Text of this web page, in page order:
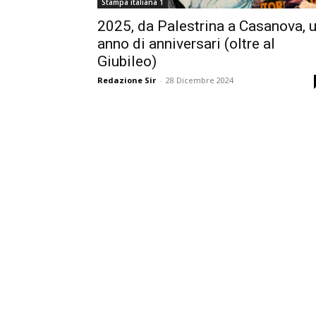
Stampa italiana 1
2025, da Palestrina a Casanova,
anno di anniversari (oltre al
Giubileo)
Redazione Sir - 28 Dicembre 2024